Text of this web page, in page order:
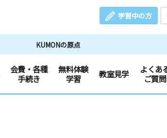
学習中の方
KUMONの原点
会費・各種
手続き
無料体験
学習
教室見学
よくあ
ご質問